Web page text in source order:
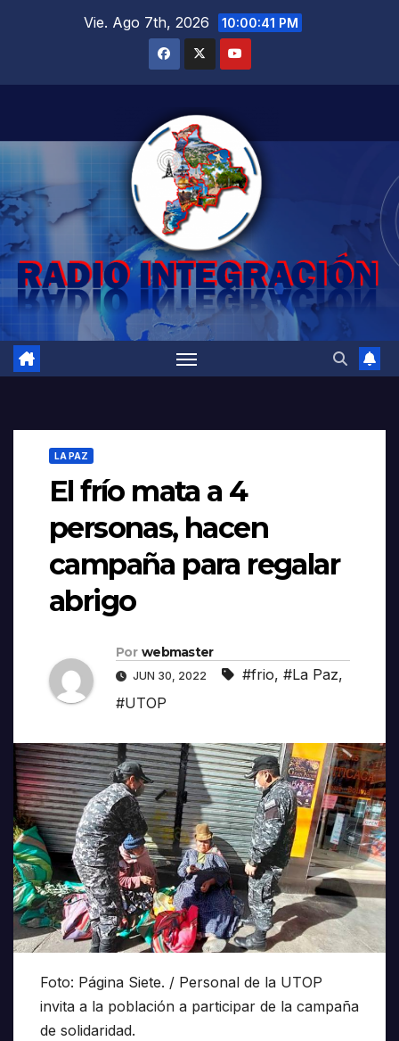
Vie. Ago 7th, 2026 10:00:42 PM
LA PAZ
El frío mata a 4
personas, hacen
campaña para regalar
abrigo
Por webmaster
JUN 30, 2022 #frio, #La Paz,
#UTOP
Foto: Página Siete. / Personal de la UTOP
invita a la población a participar de la campaña
de solidaridad.